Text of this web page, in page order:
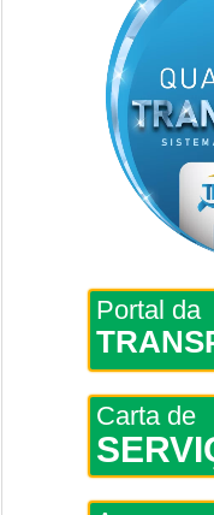
Portal da
Carta de